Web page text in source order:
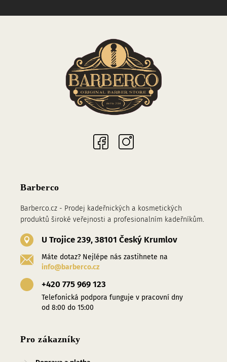
Barberco
Barberco.cz - Prodej kadeřnických a kosmetických
produktů široké veřejnosti a profesionalním kadeřníkům.
U Trojice 239, 38101 Český Krumlov
Máte dotaz? Nejlépe nás zastihnete na
info@barberco.cz
+420 775 969 123
Telefonická podpora funguje v pracovní dny
od 8:00 do 15:00
Pro zákazníky